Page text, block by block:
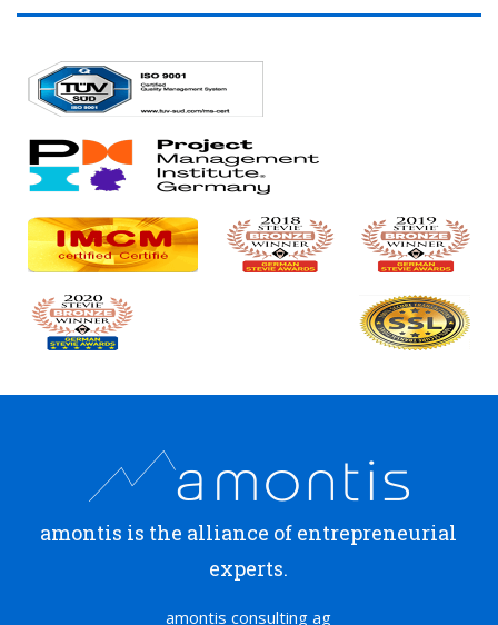
amontis is the alliance of entrepreneurial
experts.
amontis consulting ag